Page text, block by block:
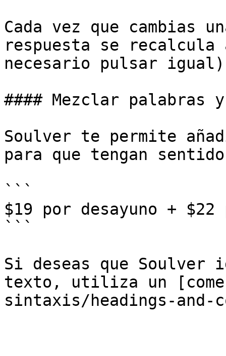
Cada vez que cambias
respuesta se recalcula
necesario pulsar
#### Mezclar palabras
Soulver te permite
para que tengan
```
$19 por desayuno +
```
Si deseas que Soulver
texto, utiliza un